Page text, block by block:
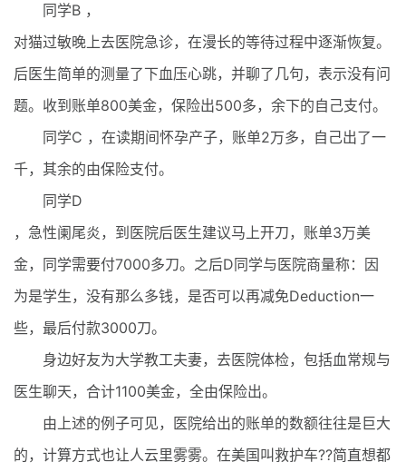
同学B ，
对猫过敏晚上去医院急诊，在漫长的等待过程中逐渐恢复。
后医生简单的测量了下血压心跳，并聊了几句，表示没有问
题。收到账单800美金，保险出500多，余下的自己支付。
同学C ，在读期间怀孕产子，账单2万多，自己出了一
千，其余的由保险支付。
同学D
，急性阑尾炎，到医院后医生建议马上开刀，账单3万美
金，同学需要付7000多刀。之后D同学与医院商量称：因
为是学生，没有那么多钱，是否可以再减免Deduction一
些，最后付款3000刀。
身边好友为大学教工夫妻，去医院体检，包括血常规与
医生聊天，合计1100美金，全由保险出。
由上述的例子可见，医院给出的账单的数额往往是巨大
的，计算方式也让人云里雾雾。在美国叫救护车??简直想都